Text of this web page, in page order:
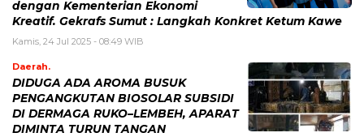
dengan Kementerian Ekonomi
Kreatif. Gekrafs Sumut : Langkah Konkret Ketum Kawe
Kamis, 24 Jul 2025 - 08:49 WIB
Daerah.
DIDUGA ADA AROMA BUSUK
PENGANGKUTAN BIOSOLAR SUBSIDI
DI DERMAGA RUKO–LEMBEH, APARAT
DIMINTA TURUN TANGAN